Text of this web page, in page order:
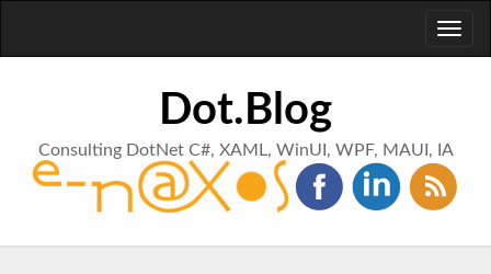
Dot.Blog
Consulting DotNet C#, XAML, WinUI, WPF, MAUI, IA